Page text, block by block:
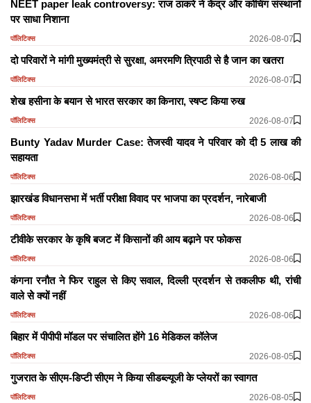
NEET paper leak controversy: राज ठाकरे ने केंद्र और कोचिंग संस्थानों
पर साधा निशाना
पॉलिटिक्स 2026-08-07
दो परिवारों ने मांगी मुख्यमंत्री से सुरक्षा, अमरमणि त्रिपाठी से है जान का खतरा
पॉलिटिक्स 2026-08-07
शेख हसीना के बयान से भारत सरकार का किनारा, स्षप्ट किया रुख
पॉलिटिक्स 2026-08-07
Bunty Yadav Murder Case: तेजस्वी यादव ने परिवार को दी 5 लाख की
सहायता
पॉलिटिक्स 2026-08-06
झारखंड विधानसभा में भर्ती परीक्षा विवाद पर भाजपा का प्रदर्शन, नारेबाजी
पॉलिटिक्स 2026-08-06
टीवीके सरकार के कृषि बजट में किसानों की आय बढ़ाने पर फोकस
पॉलिटिक्स 2026-08-06
कंगना रनौत ने फिर राहुल से किए सवाल, दिल्ली प्रदर्शन से तकलीफ थी, रांची
वाले सेे क्यों नहीं
पॉलिटिक्स 2026-08-06
बिहार में पीपीपी मॉडल पर संचालित होंगे 16 मेडिकल कॉलेज
पॉलिटिक्स 2026-08-05
गुजरात के सीएम-डिप्टी सीएम ने किया सीडब्ल्यूजी के प्लेयरों का स्वागत
पॉलिटिक्स 2026-08-05